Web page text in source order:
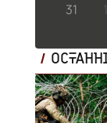
31 1